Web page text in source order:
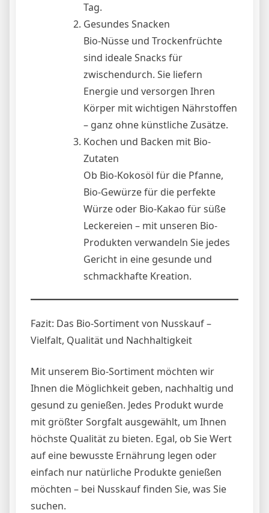
Tag.
Gesundes Snacken
Bio-Nüsse und Trockenfrüchte
sind ideale Snacks für
zwischendurch. Sie liefern
Energie und versorgen Ihren
Körper mit wichtigen Nährstoffen
– ganz ohne künstliche Zusätze.
Kochen und Backen mit Bio-
Zutaten
Ob Bio-Kokosöl für die Pfanne,
Bio-Gewürze für die perfekte
Würze oder Bio-Kakao für süße
Leckereien – mit unseren Bio-
Produkten verwandeln Sie jedes
Gericht in eine gesunde und
schmackhafte Kreation.
Fazit: Das Bio-Sortiment von Nusskauf –
Vielfalt, Qualität und Nachhaltigkeit
Mit unserem Bio-Sortiment möchten wir
Ihnen die Möglichkeit geben, nachhaltig und
gesund zu genießen. Jedes Produkt wurde
mit größter Sorgfalt ausgewählt, um Ihnen
höchste Qualität zu bieten. Egal, ob Sie Wert
auf eine bewusste Ernährung legen oder
einfach nur natürliche Produkte genießen
möchten – bei Nusskauf finden Sie, was Sie
suchen.